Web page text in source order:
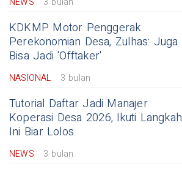
KDKMP Motor Penggerak
Perekonomian Desa, Zulhas: Juga
Bisa Jadi 'Offtaker'
NASIONAL 3 bulan
Tutorial Daftar Jadi Manajer
Koperasi Desa 2026, Ikuti Langkah
Ini Biar Lolos
NEWS 3 bulan